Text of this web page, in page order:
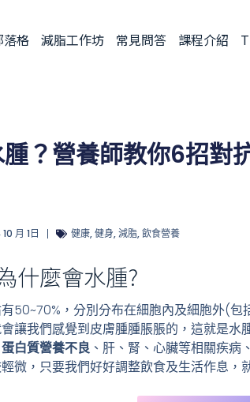
落格 減脂工作坊 常見問答 課程介紹
？營養師教你6招對
月 1日 健康,健身,減脂,飲食營養
什麼會水腫?
50~70%，分別分布在細胞內及細胞外(
讓我們感覺到皮膚腫腫脹脹的，這就是水
白質營養不良 、肝、腎、心臟等相關疾
微，只要我們好好調整飲食及生活作息，